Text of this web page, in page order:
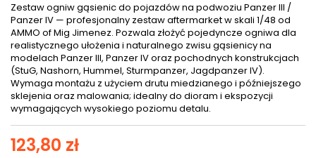
Zestaw ogniw gąsienic do pojazdów na podwoziu Panzer III /
Panzer IV — profesjonalny zestaw aftermarket w skali 1/48 od
AMMO of Mig Jimenez. Pozwala złożyć pojedyncze ogniwa dla
realistycznego ułożenia i naturalnego zwisu gąsienicy na
modelach Panzer III, Panzer IV oraz pochodnych konstrukcjach
(StuG, Nashorn, Hummel, Sturmpanzer, Jagdpanzer IV).
Wymaga montażu z użyciem drutu miedzianego i późniejszego
sklejenia oraz malowania; idealny do dioram i ekspozycji
wymagających wysokiego poziomu detalu.
123,80 zł